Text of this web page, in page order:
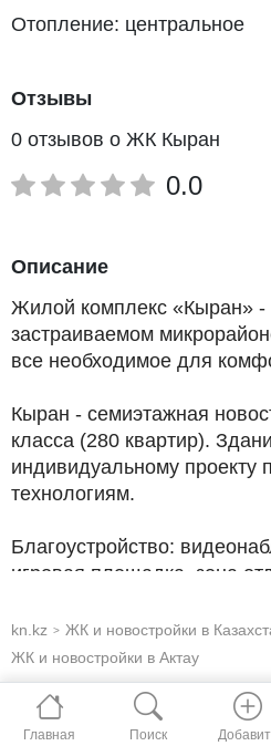
Отопление: центральное
Отзывы
0 отзывов о ЖК Кыран
0.0
Описание
Жилой комплекс «Кыран» -
застраиваемом
все необходимое для
Кыран - семиэтажная
класса (280 квартир).
индивидуальному проекту
технологиям.
Благоустройство:
игровая площадка, зона
kn.kz > ЖК и новостройки в
ЖК и новостройки в Актау
Главная Поиск